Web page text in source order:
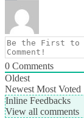
0 Comments
Oldest
Newest Most Voted
Inline Feedbacks
View all comments